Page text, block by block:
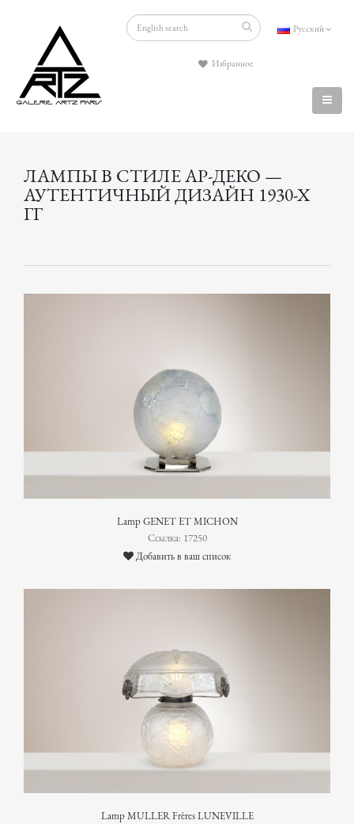
Русский
Избранное
ЛАМПЫ В СТИЛЕ АР-ДЕКО —
АУТЕНТИЧНЫЙ ДИЗАЙН 1930-Х
ГГ
Lamp GENET ET MICHON
Ссылка: 17250
Добавить в ваш список
Lamp MULLER Frères LUNEVILLE